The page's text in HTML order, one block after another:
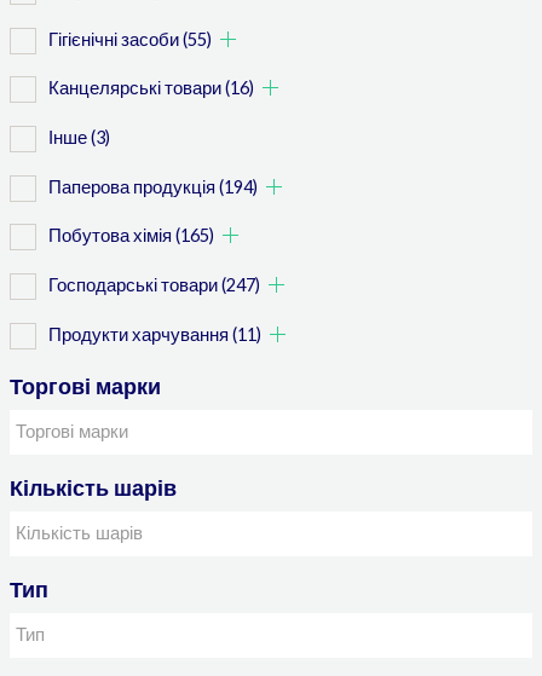
Гігієнічні засоби(55)
Канцелярські товари(16)
Інше(3)
Паперова продукція (194)
Побутова хімія (165)
Господарські товари(247)
Продукти харчування (11)
Торгові марки
Кількість шарів
Тип